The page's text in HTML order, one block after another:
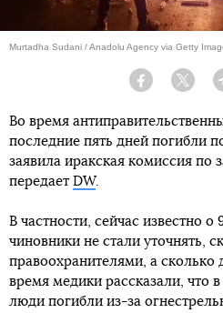
Murtadha Sudani / Anadolu Agency via Getty
Facebook Twitter
Во время
последние пять дней погибли
заявила иракская комиссия по
передает DW.
В частности, сейчас известно
чиновники не стали уточнять,
правоохранителями, а сколько
время медики рассказали, что
люди погибли из-за